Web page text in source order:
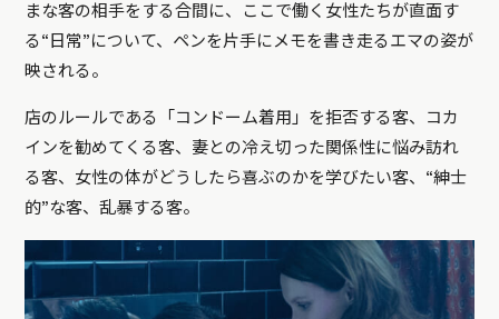
まな客の相手をする合間に、ここで働く女性たちが直面す
る“日常”について、ペンを片手にメモを書き走るエマの姿が
映される。
店のルールである「コンドーム着用」を拒否する客、コカ
インを勧めてくる客、妻との冷え切った関係性に悩み訪れ
る客、女性の体がどうしたら喜ぶのかを学びたい客、“紳士
的”な客、乱暴する客。